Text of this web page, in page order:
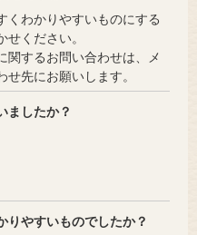
わかりやすいものにする
ください。
するお問い合わせは、メ
先にお願いします。
ましたか？
りやすいものでしたか？